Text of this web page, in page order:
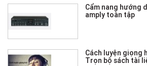
Cẩm nang hướng
amply toàn tập
Cách luyện giọng
Trọn bộ sách tài